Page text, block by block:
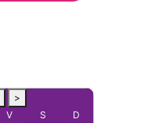
>
V S
D